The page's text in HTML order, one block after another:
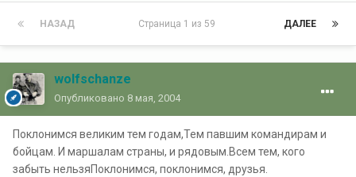
НАЗАД ДАЛЕЕ
Страница 1 из 59
wolfschanze
Опубликовано 8 мая, 2004
Поклонимся великим тем годам,Тем павшим командирам и
бойцам. И маршалам страны, и рядовым.Всем тем, кого
забыть нельзяПоклонимся, поклонимся, друзья.